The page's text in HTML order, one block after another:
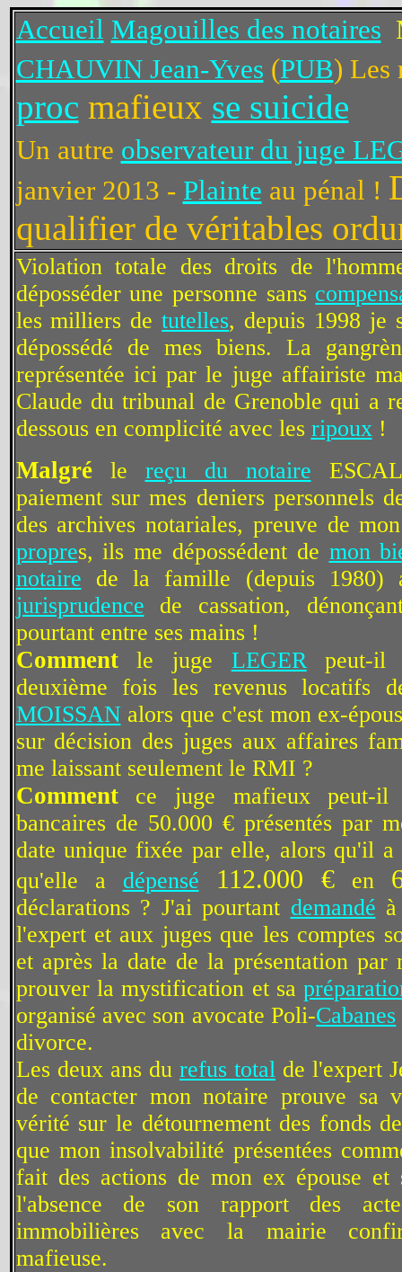
Accueil Magouilles des notaires
CHAUVIN Jean-Yves (PUB) Les
proc mafieux se suicide
Un autre observateur du juge
janvier 2013 - Plainte au pénal !
qualifier de véritables
Violation totale des droits de
déposséder une personne sans
les milliers detutelles, depuis 1998 je
dépossédé de mes biens. La
représentée ici par le juge affairiste
Claude du tribunal de Grenoble qui a
dessous en complicité avec les ripoux!
Malgréle reçu du notaire
paiement sur mes deniers personnels
des archives notariales, preuve de
propres, ils me dépossédent de mon
notaire de la famille (depuis 1980)
jurisprudence de cassation,
pourtant entre ses mains !
Commentle juge LEGERpeut-il
deuxième fois les revenus locatifs
MOISSAN alors que c'est mon ex-
sur décision des juges aux affaires
me laissant seulement le RMI ?
Commentce juge mafieux peut-il
bancaires de 50.000 € présentés par
date unique fixée par elle, alors qu'il a
qu'elle a dépensé 112.000 €en
déclarations ? J'ai pourtant demandé
l'expert et aux juges que les comptes
et après la date de la présentation par
prouver la mystification et sa
organisé avec son avocate Poli-Cabanes
divorce.
Les deux ans du refus total de l'expert
de contacter mon notaire prouve sa
vérité sur le détournement des fonds
que mon insolvabilité présentées
fait des actions de mon ex épouse
l'absence de son rapport des
immobilières avec la mairie
mafieuse.